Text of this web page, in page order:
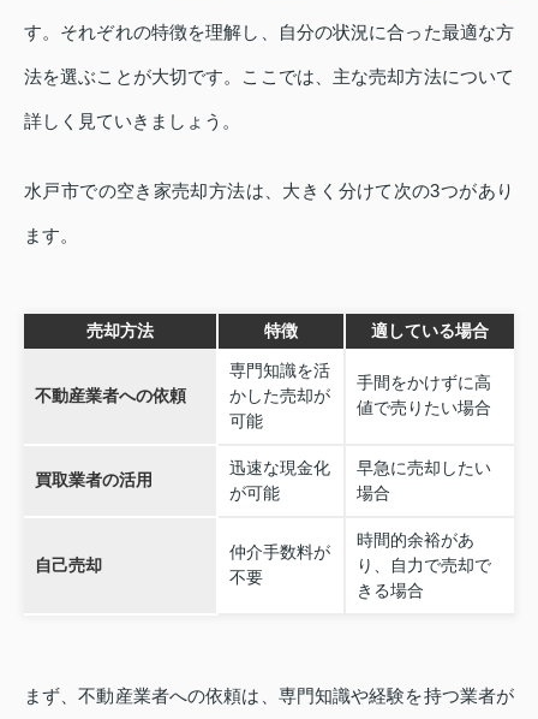
す。それぞれの特徴を理解し、自分の状況に合った最適な方
法を選ぶことが大切です。ここでは、主な売却方法について
詳しく見ていきましょう。
水戸市での空き家売却方法は、大きく分けて次の3つがあり
ます。
売却方法 特徴 適している場合
不動産業者への依頼
専門知識を活
かした売却が
可能
手間をかけずに高
値で売りたい場合
買取業者の活用
迅速な現金化
が可能
早急に売却したい
場合
自己売却
仲介手数料が
不要
時間的余裕があ
り、自力で売却で
きる場合
まず、不動産業者への依頼は、専門知識や経験を持つ業者が